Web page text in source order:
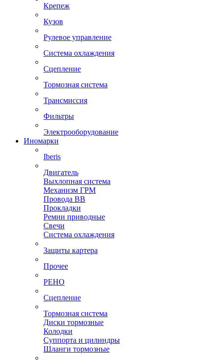
Крепеж
Кузов
Рулевое управление
Система охлаждения
Сцепление
Тормозная система
Трансмиссия
Фильтры
Электрооборудование
Иномарки
Iberis
Двигатель
Выхлопная система
Механизм ГРМ
Провода ВВ
Прокладки
Ремни приводные
Свечи
Система охлаждения
Защиты картера
Прочее
РЕНО
Сцепление
Тормозная система
Диски тормозные
Колодки
Суппорта и цилиндры
Шланги тормозные